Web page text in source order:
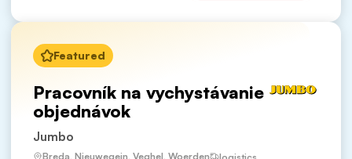
Featured
Pracovník na vychystávanie
objednávok
Jumbo
Breda, Nieuwegein, Veghel, Woerden logistics